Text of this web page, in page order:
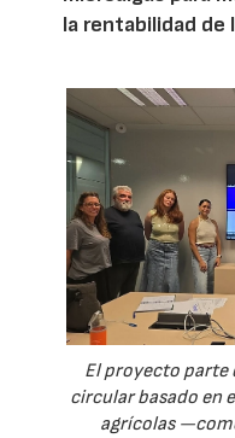
la rentabilidad de
El proyecto parte
circular basado en
agrícolas